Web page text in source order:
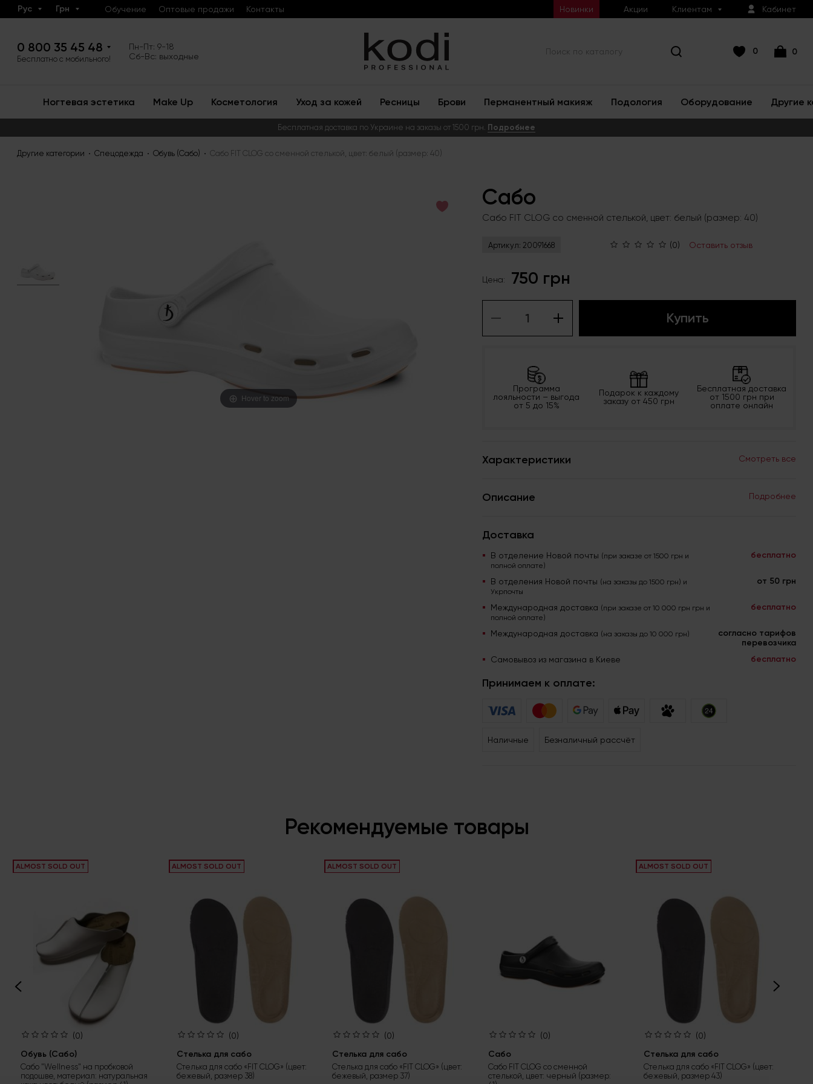
Рус Грн Обучение Оптовые продажи Контакты Новинки Акции Клиентам Кабинет
0 800 35 45 48
Бесплатно с мобильного!
Пн-Пт: 9-18
Сб-Вс: выходные
0 0
Ногтевая эстетика Make Up Косметология Уход за кожей Ресницы Брови Перманентный макияж Подология Оборудование Другие
Бесплатная доставка по Украине на заказы от 1500 грн. Подробнее
Другие категории Спецодежда Обувь (Сабо) Сабо FIT CLOG со сменной стелькой, цвет: белый (размер: 40)
Hover to zoom
Сабо
Сабо FIT CLOG со сменной стелькой, цвет: белый (размер: 40)
Артикул: 20091668 (0) Оставить отзыв
Цена: 750 грн
Купить
Программа
лояльности – выгода
от 5 до 15%
Подарок к каждому
заказу от 450 грн
Бесплатная доставка
от 1500 грн при
оплате онлайн
Характеристики Смотреть все
Описание Подробнее
Доставка
В отделение Новой почты (при заказе от 1500 грн и
полной оплате)
бесплатно
В отделения Новой почты (на заказы до 1500 грн) и
Укрпочты
от 50 грн
Международная доставка (при заказе от 10 000 грн грн и
полной оплате)
бесплатно
Международная доставка (на заказы до 10 000 грн)
согласно тарифов
перевозчика
Самовывоз из магазина в Киеве бесплатно
Принимаем к оплате:
Наличные Безналичный рассчёт
Рекомендуемые товары
ALMOST SOLD OUT
(0)
Обувь (Сабо)
Сабо "Wellness" на пробковой
подошве, материал: натуральная
ALMOST SOLD OUT
(0)
Стелька для сабо
Стелька для сабо «FIT CLOG» (цвет:
бежевый, размер 38)
ALMOST SOLD OUT
(0)
Стелька для сабо
Стелька для сабо «FIT CLOG» (цвет:
бежевый, размер 37)
(0)
Сабо
Сабо FIT CLOG со сменной
стелькой, цвет: черный (размер:
ALMOST SOLD OUT
(0)
Стелька для сабо
Стелька для сабо «FIT CLOG» (цвет:
бежевый, размер 43)